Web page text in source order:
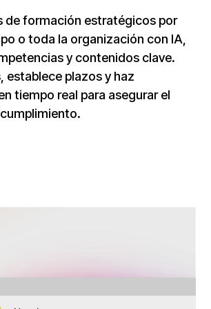
de formación estratégicos por
o toda la organización con IA,
y contenidos clave.
establece plazos y haz
tiempo real para asegurar el